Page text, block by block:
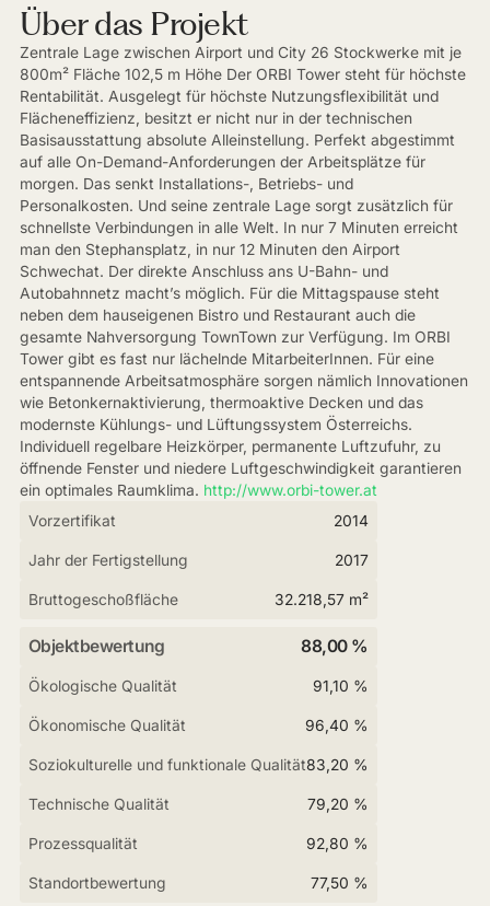
Über das Projekt
Zentrale Lage zwischen Airport und City 26 Stockwerke mit je
800m² Fläche 102,5 m Höhe Der ORBI Tower steht für höchste
Rentabilität. Ausgelegt für höchste Nutzungsflexibilität und
Flächeneffizienz, besitzt er nicht nur in der technischen
Basisausstattung absolute Alleinstellung. Perfekt abgestimmt
auf alle On-Demand-Anforderungen der Arbeitsplätze für
morgen. Das senkt Installations-, Betriebs- und
Personalkosten. Und seine zentrale Lage sorgt zusätzlich für
schnellste Verbindungen in alle Welt. In nur 7 Minuten erreicht
man den Stephansplatz, in nur 12 Minuten den Airport
Schwechat. Der direkte Anschluss ans U-Bahn- und
Autobahnnetz macht’s möglich. Für die Mittagspause steht
neben dem hauseigenen Bistro und Restaurant auch die
gesamte Nahversorgung TownTown zur Verfügung. Im ORBI
Tower gibt es fast nur lächelnde MitarbeiterInnen. Für eine
entspannende Arbeitsatmosphäre sorgen nämlich Innovationen
wie Betonkernaktivierung, thermoaktive Decken und das
modernste Kühlungs- und Lüftungssystem Österreichs.
Individuell regelbare Heizkörper, permanente Luftzufuhr, zu
öffnende Fenster und niedere Luftgeschwindigkeit garantieren
ein optimales Raumklima. http://www.orbi-tower.at
Vorzertifikat
2014
Jahr der Fertigstellung 2017
Bruttogeschoßfläche 32.218,57 m²
Objektbewertung 88,00 %
Ökologische Qualität 91,10 %
Ökonomische Qualität 96,40 %
Soziokulturelle und funktionale Qualität83,20 %
Technische Qualität 79,20 %
Prozessqualität 92,80 %
Standortbewertung 77,50 %